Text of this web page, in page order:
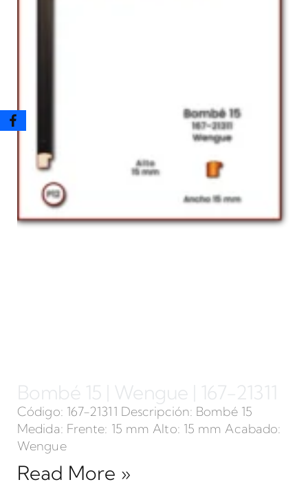
Bombé 15 | Wengue | 167-21311
Código: 167-21311 Descripción: Bombé 15
Medida: Frente: 15 mm Alto: 15 mm Acabado:
Wengue
Read More »